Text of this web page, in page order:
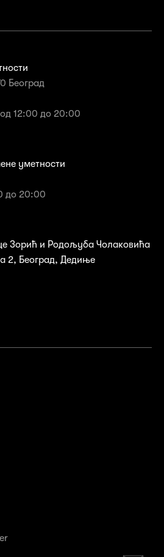
Београд
12:00 до 20:00
уметности
до 20:00
Зорић и Родољуба Чолаковића
2, Београд, Дедиње